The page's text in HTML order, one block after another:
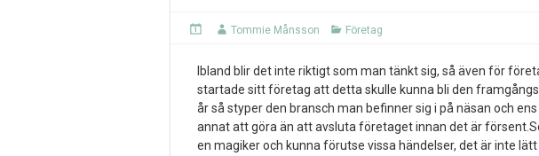
Tommie Månsson Företag
Ibland blir det inte riktigt som man tänkt sig, så även för
startade sitt företag att detta skulle kunna bli den
år så styper den bransch man befinner sig i på näsan och
annat att göra än att avsluta företaget innan det är
en magiker och kunna förutse vissa händelser, det är inte